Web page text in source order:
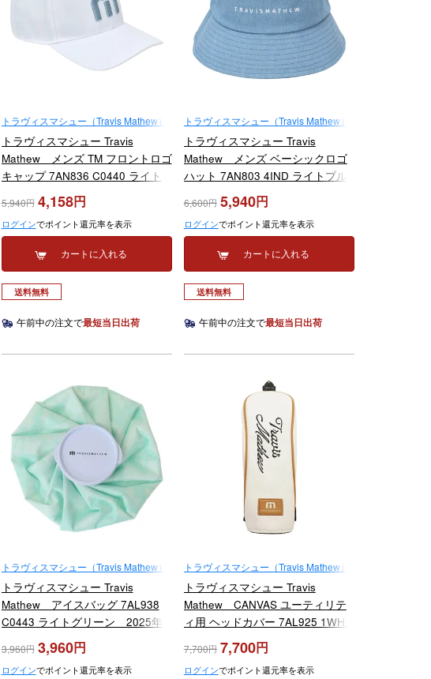
トラヴィスマシュー（Travis Mathew）
トラヴィスマシュー Travis
Mathew メンズ TM フロントロゴ
キャップ 7AN836 C0440 ライト
ブルー 2026年モデル
5,940 4,158
ログインでポイント還元率を表示
カートに入れる
送料無料
午前中の注文で最短当日出荷
トラヴィスマシュー（Travis Mathew）
トラヴィスマシュー Travis
Mathew メンズ ベーシックロゴ
ハット 7AN803 4IND ライトブル
ー 2026年モデル
6,600 5,940
ログインでポイント還元率を表示
カートに入れる
送料無料
午前中の注文で最短当日出荷
トラヴィスマシュー（Travis Mathew）
トラヴィスマシュー Travis
Mathew アイスバッグ 7AL938
C0443 ライトグリーン 2025年
3,960 3,960
ログインでポイント還元率を表示
トラヴィスマシュー（Travis Mathew）
トラヴィスマシュー Travis
Mathew CANVAS ユーティリテ
ィ用 ヘッドカバー 7AL925 1WHT
ホワイト 2025年モデル
7,700 7,700
ログインでポイント還元率を表示